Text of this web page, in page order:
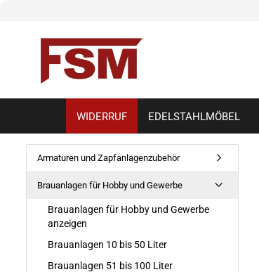
WIDERRUF EDELSTAHLMÖBEL
Armaturen und Zapfanlagenzubehör
Brauanlagen für Hobby und Gewerbe
Brauanlagen für Hobby und Gewerbe
anzeigen
Brauanlagen 10 bis 50 Liter
Brauanlagen 51 bis 100 Liter